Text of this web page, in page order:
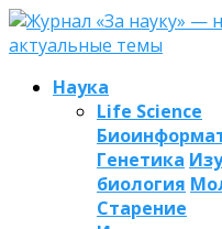
Наука
Life Science
Генетика
биология
Старение